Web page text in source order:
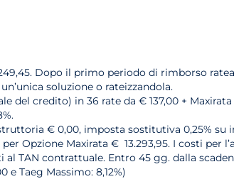
Dopo il primo periodo di rimborso
soluzione o rateizzandola.
del credito) in 36 rate da € 137,00 +
€ 0,00, imposta sostitutiva 0,25% su
Opzione Maxirata € 13.293,95. I costi per
TAN contrattuale. Entro 45 gg. dalla
Taeg Massimo: 8,12%)